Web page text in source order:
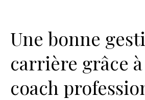
Une bonne
carrière grâce
coach